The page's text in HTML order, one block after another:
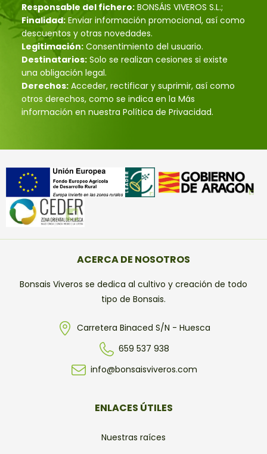
Responsable del fichero: BONSÁIS VIVEROS S.L.;
Finalidad: Enviar información promocional, así como
descuentos y otras novedades.
Legitimación: Consentimiento del usuario.
Destinatarios: Solo se realizan cesiones si existe
una obligación legal.
Derechos: Acceder, rectificar y suprimir, así como
otros derechos, como se indica en la Más
información en nuestra Política de Privacidad.
ACERCA DE NOSOTROS
Bonsais Viveros se dedica al cultivo y creación de todo
tipo de Bonsais.
Carretera Binaced S/N - Huesca
659 537 938
info@bonsaisviveros.com
ENLACES ÚTILES
Nuestras raíces